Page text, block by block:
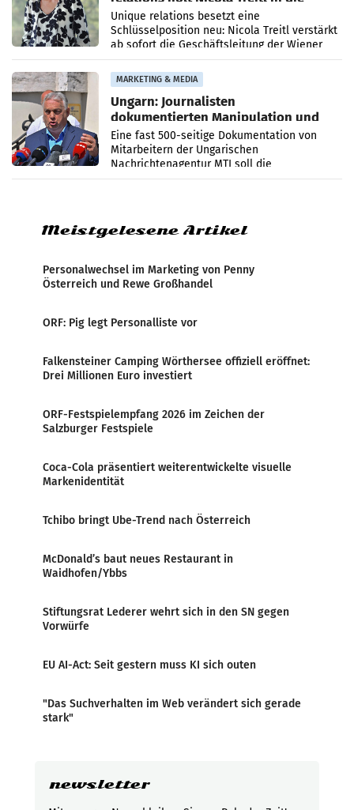
Geschäftsleitung
Unique relations besetzt eine
Schlüsselposition neu: Nicola Treitl verstärkt
ab sofort die Geschäftsleitung der Wiener
PR-Agentur an der Seite von Josef Kalina und
Anna Kalina-Mahr.
MARKETING & MEDIA
Ungarn: Journalisten
dokumentierten Manipulation und
Zensur
Eine fast 500-seitige Dokumentation von
Mitarbeitern der Ungarischen
Nachrichtenagentur MTI soll die
systematische Nachrichten-Manipulation und
Meistgelesene Artikel
Personalwechsel im Marketing von Penny
Österreich und Rewe Großhandel
ORF: Pig legt Personalliste vor
Falkensteiner Camping Wörthersee offiziell eröffnet:
Drei Millionen Euro investiert
ORF-Festspielempfang 2026 im Zeichen der
Salzburger Festspiele
Coca-Cola präsentiert weiterentwickelte visuelle
Markenidentität
Tchibo bringt Ube-Trend nach Österreich
McDonald’s baut neues Restaurant in
Waidhofen/Ybbs
Stiftungsrat Lederer wehrt sich in den SN gegen
Vorwürfe
EU AI-Act: Seit gestern muss KI sich outen
"Das Suchverhalten im Web verändert sich gerade
stark"
newsletter